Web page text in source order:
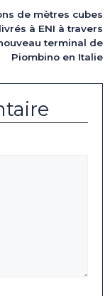
de mètres cubes
à ENI à travers
terminal de
Piombino en Italie